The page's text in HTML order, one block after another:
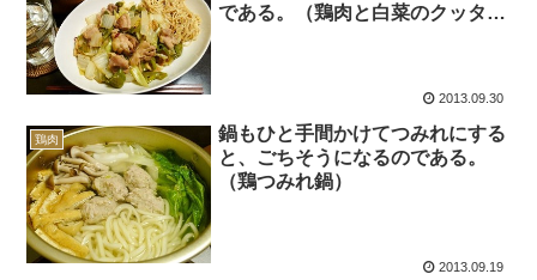
である。（鶏肉と白菜のクッタリ
2013.09.30
鶏肉
鍋もひと手間かけてつみれにする
と、ごちそうになるのである。
（鶏つみれ鍋）
2013.09.19